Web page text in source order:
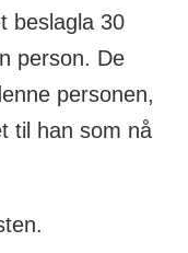
beslagla 30
person. De
personen,
til han som nå